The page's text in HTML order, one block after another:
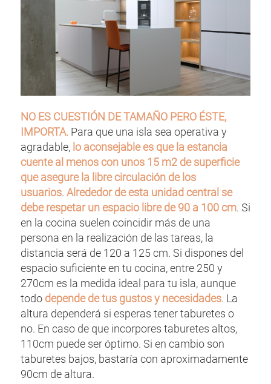
NO ES CUESTIÓN DE TAMAÑO PERO ÉSTE,
IMPORTA.Para que una isla sea operativa y
agradable, lo aconsejable es que la estancia
cuente al menos con unos 15 m2 de superficie
que asegure la libre circulación de los
usuarios. Alrededor de esta unidad central se
debe respetar un espacio libre de 90 a 100 cm. Si
en la cocina suelen coincidir más de una
persona en la realización de las tareas, la
distancia será de 120 a 125 cm. Si dispones del
espacio suficiente en tu cocina, entre 250 y
270cm es la medida ideal para tu isla, aunque
todo depende de tus gustos y necesidades. La
altura dependerá si esperas tener taburetes o
no. En caso de que incorpores taburetes altos,
110cm puede ser óptimo. Si en cambio son
taburetes bajos, bastaría con aproximadamente
90cm de altura.